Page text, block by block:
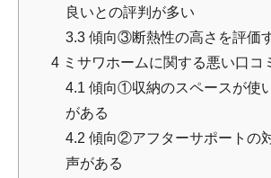
良いとの評判が多い
3.3 傾向③断熱性の高さを評価
4 ミサワホームに関する悪い口コ
4.1 傾向①収納のスペースが使
がある
4.2 傾向②アフターサポートの
声がある